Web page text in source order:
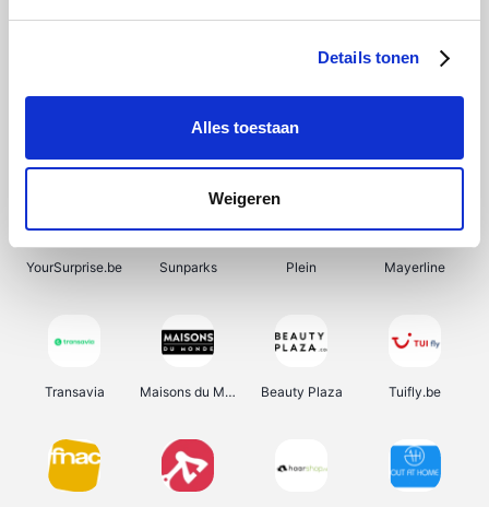
Details tonen
Alles toestaan
Weigeren
SupraBazar Shein Bergfreunde Smartwatchbanden
YourSurprise.be Sunparks Plein Mayerline
Transavia Maisons du Monde Beauty Plaza Tuifly.be